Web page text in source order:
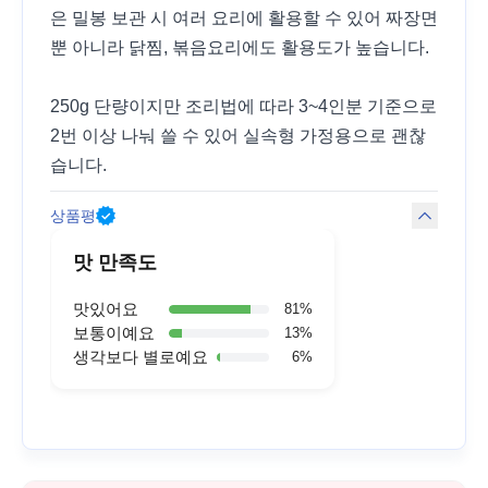
은 밀봉 보관 시 여러 요리에 활용할 수 있어 짜장면
뿐 아니라 닭찜, 볶음요리에도 활용도가 높습니다.
250g 단량이지만 조리법에 따라 3~4인분 기준으로
2번 이상 나눠 쓸 수 있어 실속형 가정용으로 괜찮
습니다.
상품평
맛 만족도
맛있어요 81%
보통이예요 13%
생각보다 별로예요 6%